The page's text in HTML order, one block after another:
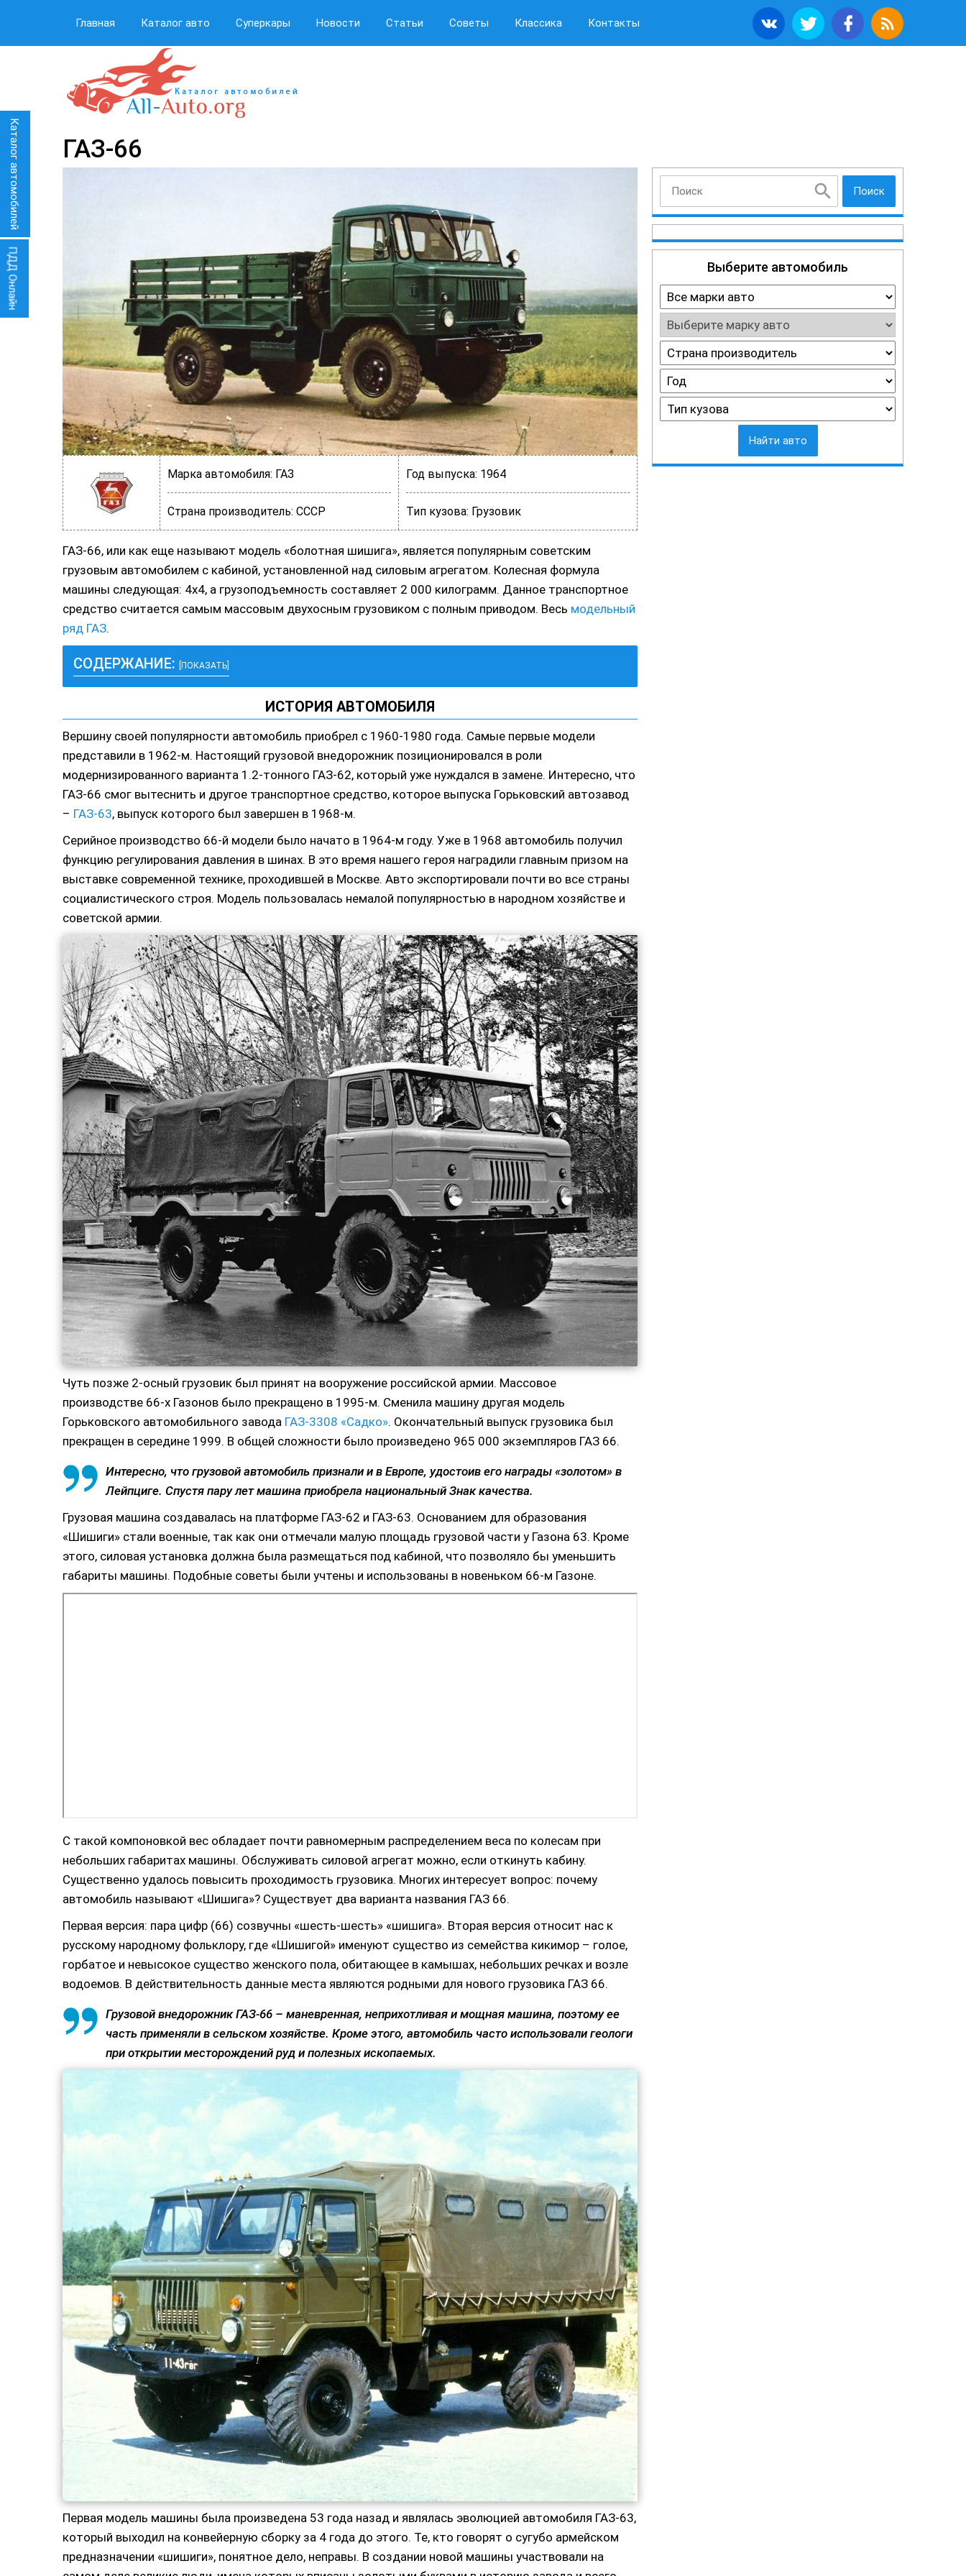
Главная Каталог авто Суперкары Новости Статьи Советы Классика Контакты
ГАЗ-66
Поиск
Выберите автомобиль
Найти авто
Марка автомобиля: ГАЗ
Страна производитель: СССР
Год выпуска: 1964
Тип кузова: Грузовик
ГАЗ-66, или как еще называют модель «болотная шишига», является популярным советским
грузовым автомобилем с кабиной, установленной над силовым агрегатом. Колесная формула
машины следующая: 4х4, а грузоподъемность составляет 2 000 килограмм. Данное транспортное
средство считается самым массовым двухосным грузовиком с полным приводом. Весь модельный
ряд ГАЗ.
СОДЕРЖАНИЕ: [ПОКАЗАТЬ]
ИСТОРИЯ АВТОМОБИЛЯ
Вершину своей популярности автомобиль приобрел с 1960-1980 года. Самые первые модели
представили в 1962-м. Настоящий грузовой внедорожник позиционировался в роли
модернизированного варианта 1.2-тонного ГАЗ-62, который уже нуждался в замене. Интересно, что
ГАЗ-66 смог вытеснить и другое транспортное средство, которое выпуска Горьковский автозавод
– ГАЗ-63, выпуск которого был завершен в 1968-м.
Серийное производство 66-й модели было начато в 1964-м году. Уже в 1968 автомобиль получил
функцию регулирования давления в шинах. В это время нашего героя наградили главным призом на
выставке современной технике, проходившей в Москве. Авто экспортировали почти во все страны
социалистического строя. Модель пользовалась немалой популярностью в народном хозяйстве и
советской армии.
Чуть позже 2-осный грузовик был принят на вооружение российской армии. Массовое
производстве 66-х Газонов было прекращено в 1995-м. Сменила машину другая модель
Горьковского автомобильного завода ГАЗ-3308 «Садко». Окончательный выпуск грузовика был
прекращен в середине 1999. В общей сложности было произведено 965 000 экземпляров ГАЗ 66.
Интересно, что грузовой автомобиль признали и в Европе, удостоив его награды «золотом» в
Лейпциге. Спустя пару лет машина приобрела национальный Знак качества.
Грузовая машина создавалась на платформе ГАЗ-62 и ГАЗ-63. Основанием для образования
«Шишиги» стали военные, так как они отмечали малую площадь грузовой части у Газона 63. Кроме
этого, силовая установка должна была размещаться под кабиной, что позволяло бы уменьшить
габариты машины. Подобные советы были учтены и использованы в новеньком 66-м Газоне.
С такой компоновкой вес обладает почти равномерным распределением веса по колесам при
небольших габаритах машины. Обслуживать силовой агрегат можно, если откинуть кабину.
Существенно удалось повысить проходимость грузовика. Многих интересует вопрос: почему
автомобиль называют «Шишига»? Существует два варианта названия ГАЗ 66.
Первая версия: пара цифр (66) созвучны «шесть-шесть» «шишига». Вторая версия относит нас к
русскому народному фольклору, где «Шишигой» именуют существо из семейства кикимор – голое,
горбатое и невысокое существо женского пола, обитающее в камышах, небольших речках и возле
водоемов. В действительность данные места являются родными для нового грузовика ГАЗ 66.
Грузовой внедорожник ГАЗ-66 – маневренная, неприхотливая и мощная машина, поэтому ее
часть применяли в сельском хозяйстве. Кроме этого, автомобиль часто использовали геологи
при открытии месторождений руд и полезных ископаемых.
Первая модель машины была произведена 53 года назад и являлась эволюцией автомобиля ГАЗ-63,
который выходил на конвейерную сборку за 4 года до этого. Те, кто говорят о сугубо армейском
предназначении «шишиги», понятное дело, неправы. В создании новой машины участвовали на
Каталог автомобилей
ПДД Онлайн